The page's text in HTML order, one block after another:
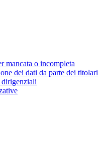
mancata o incompleta
dei dati da parte dei titolari